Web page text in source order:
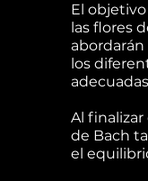
El
las flores
abordarán
los
Al finalizar
de Bach
el